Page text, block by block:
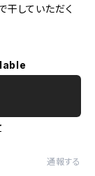
していただく
通報する